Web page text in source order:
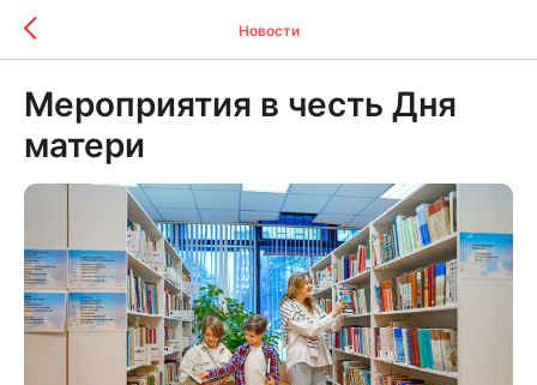
Новости
Мероприятия в честь Дня
матери